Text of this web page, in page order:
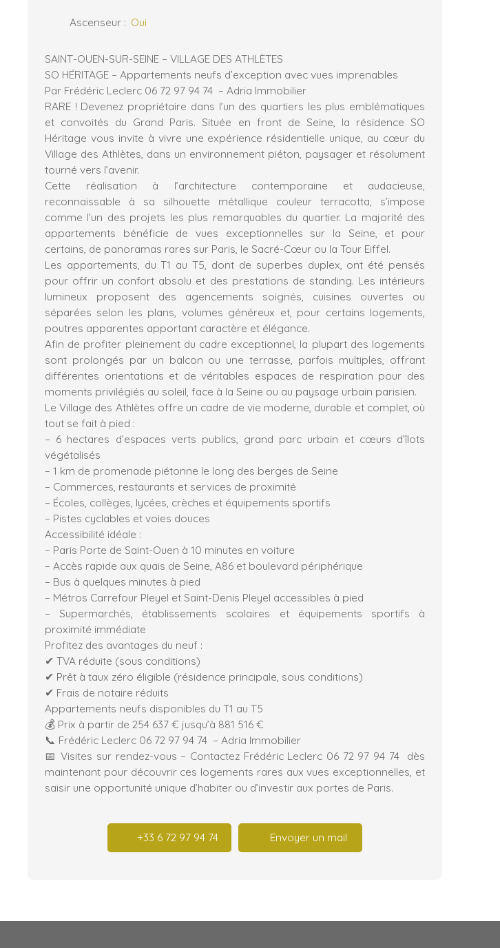
Ascenseur : Oui
SAINT-OUEN-SUR-SEINE – VILLAGE DES ATHLÈTES
SO HÉRITAGE – Appartements neufs d’exception avec vues imprenables
Par Frédéric Leclerc 06 72 97 94 74 – Adria Immobilier
RARE ! Devenez propriétaire dans l’un des quartiers les plus emblématiques
et convoités du Grand Paris. Située en front de Seine, la résidence SO
Héritage vous invite à vivre une expérience résidentielle unique, au cœur du
Village des Athlètes, dans un environnement piéton, paysager et résolument
tourné vers l’avenir.
Cette réalisation à l’architecture contemporaine et audacieuse,
reconnaissable à sa silhouette métallique couleur terracotta, s’impose
comme l’un des projets les plus remarquables du quartier. La majorité des
appartements bénéficie de vues exceptionnelles sur la Seine, et pour
certains, de panoramas rares sur Paris, le Sacré-Cœur ou la Tour Eiffel.
Les appartements, du T1 au T5, dont de superbes duplex, ont été pensés
pour offrir un confort absolu et des prestations de standing. Les intérieurs
lumineux proposent des agencements soignés, cuisines ouvertes ou
séparées selon les plans, volumes généreux et, pour certains logements,
poutres apparentes apportant caractère et élégance.
Afin de profiter pleinement du cadre exceptionnel, la plupart des logements
sont prolongés par un balcon ou une terrasse, parfois multiples, offrant
différentes orientations et de véritables espaces de respiration pour des
moments privilégiés au soleil, face à la Seine ou au paysage urbain parisien.
Le Village des Athlètes offre un cadre de vie moderne, durable et complet, où
tout se fait à pied :
– 6 hectares d’espaces verts publics, grand parc urbain et cœurs d’îlots
végétalisés
– 1 km de promenade piétonne le long des berges de Seine
– Commerces, restaurants et services de proximité
– Écoles, collèges, lycées, crèches et équipements sportifs
– Pistes cyclables et voies douces
Accessibilité idéale :
– Paris Porte de Saint-Ouen à 10 minutes en voiture
– Accès rapide aux quais de Seine, A86 et boulevard périphérique
– Bus à quelques minutes à pied
– Métros Carrefour Pleyel et Saint-Denis Pleyel accessibles à pied
– Supermarchés, établissements scolaires et équipements sportifs à
proximité immédiate
Profitez des avantages du neuf :
✔ TVA réduite (sous conditions)
✔ Prêt à taux zéro éligible (résidence principale, sous conditions)
✔ Frais de notaire réduits
Appartements neufs disponibles du T1 au T5
💰 Prix à partir de 254 637 € jusqu’à 881 516 €
📞 Frédéric Leclerc 06 72 97 94 74 – Adria Immobilier
📅 Visites sur rendez-vous – Contactez Frédéric Leclerc 06 72 97 94 74 dès
maintenant pour découvrir ces logements rares aux vues exceptionnelles, et
saisir une opportunité unique d’habiter ou d’investir aux portes de Paris.
+33 6 72 97 94 74 Envoyer un mail